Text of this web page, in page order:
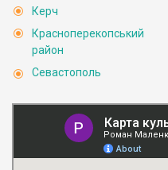
Керч
Красноперекопський
район
Севастополь